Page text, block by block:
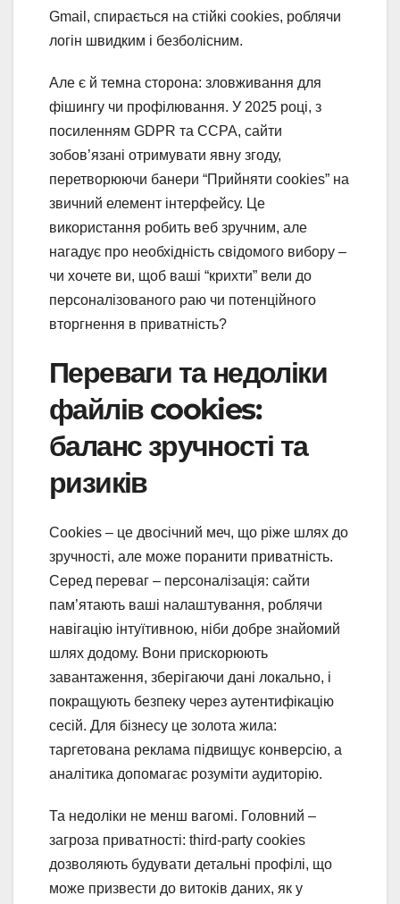
Gmail, спирається на стійкі cookies, роблячи
логін швидким і безболісним.
Але є й темна сторона: зловживання для
фішингу чи профілювання. У 2025 році, з
посиленням GDPR та CCPA, сайти
зобов’язані отримувати явну згоду,
перетворюючи банери “Прийняти cookies” на
звичний елемент інтерфейсу. Це
використання робить веб зручним, але
нагадує про необхідність свідомого вибору –
чи хочете ви, щоб ваші “крихти” вели до
персоналізованого раю чи потенційного
вторгнення в приватність?
Переваги та недоліки
файлів cookies:
баланс зручності та
ризиків
Cookies – це двосічний меч, що ріже шлях до
зручності, але може поранити приватність.
Серед переваг – персоналізація: сайти
пам’ятають ваші налаштування, роблячи
навігацію інтуїтивною, ніби добре знайомий
шлях додому. Вони прискорюють
завантаження, зберігаючи дані локально, і
покращують безпеку через аутентифікацію
сесій. Для бізнесу це золота жила:
таргетована реклама підвищує конверсію, а
аналітика допомагає розуміти аудиторію.
Та недоліки не менш вагомі. Головний –
загроза приватності: third-party cookies
дозволяють будувати детальні профілі, що
може призвести до витоків даних, як у